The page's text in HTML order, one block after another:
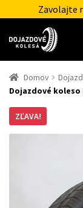
Zavolajte
Domov
Dojazdové koleso
ZĽAVA!